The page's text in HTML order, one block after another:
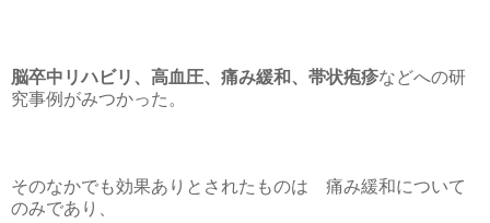
脳卒中リハビリ、高血圧、痛み緩和、帯状疱疹などへの研
究事例がみつかった。
そのなかでも効果ありとされたものは 痛み緩和について
のみであり、